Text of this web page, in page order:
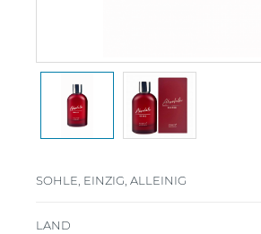
SOHLE, EINZIG, ALLEINIG
LAND